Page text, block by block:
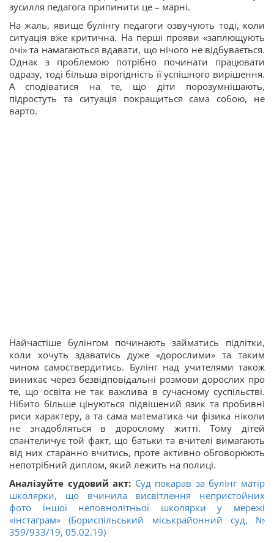
зусилля педагога припинити це – марні.
На жаль, явище булінгу педагоги озвучують тоді, коли
ситуація вже критична. На перші прояви «заплющують
очі» та намагаються вдавати, що нічого не відбувається.
Однак з проблемою потрібно починати працювати
одразу, тоді більша вірогідність її успішного вирішення.
А сподіватися на те, що діти порозумнішають,
підростуть та ситуація покращиться сама собою, не
варто.
Найчастіше булінгом починають займатись підлітки,
коли хочуть здаватись дуже «дорослими» та таким
чином самоствердитись. Булінг над учителями також
виникає через безвідповідальні розмови дорослих про
те, що освіта не так важлива в сучасному суспільстві.
Нібито більше цінуються підвішений язик та пробивні
риси характеру, а та сама математика чи фізика ніколи
не знадобляться в дорослому житті. Тому дітей
спантеличує той факт, що батьки та вчителі вимагають
від них старанно вчитись, проте активно обговорюють
непотрібний диплом, який лежить на полиці.
Аналізуйте судовий акт: Суд покарав за булінг матір
школярки, що вчинила висвітлення непристойних
фото іншої неповнолітньої школярки у мережі
«інстаграм» (Бориспільський міськрайонний суд, №
359/933/19, 05.02.19)